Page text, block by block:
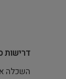
דרישות
השכלה